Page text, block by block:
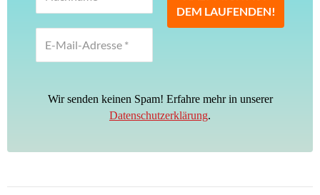
Wir senden keinen Spam! Erfahre mehr in unserer
Datenschutzerklärung.